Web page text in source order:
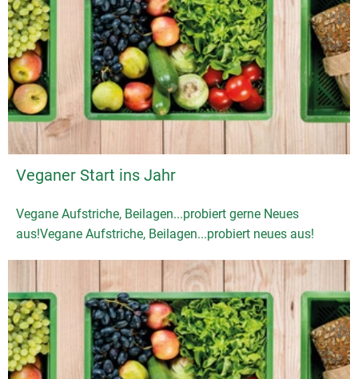
Veganer Start ins Jahr
Vegane Aufstriche, Beilagen...probiert gerne Neues
aus!Vegane Aufstriche, Beilagen...probiert neues aus!